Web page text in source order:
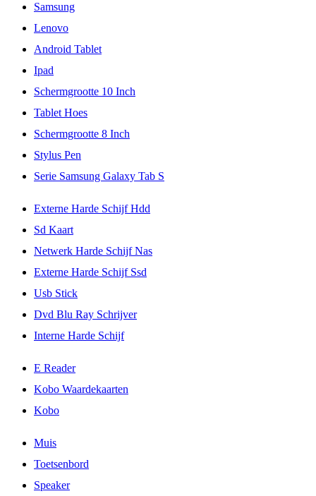
Samsung
Lenovo
Android Tablet
Ipad
Schermgrootte 10 Inch
Tablet Hoes
Schermgrootte 8 Inch
Stylus Pen
Serie Samsung Galaxy Tab S
Externe Harde Schijf Hdd
Sd Kaart
Netwerk Harde Schijf Nas
Externe Harde Schijf Ssd
Usb Stick
Dvd Blu Ray Schrijver
Interne Harde Schijf
E Reader
Kobo Waardekaarten
Kobo
Muis
Toetsenbord
Speaker